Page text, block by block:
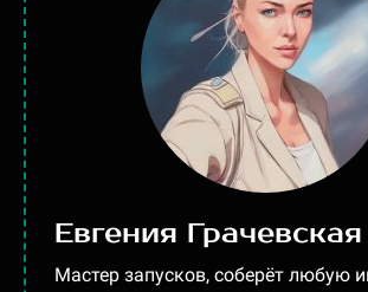
Евгения Грачевская
Мастер запусков, соберёт любую